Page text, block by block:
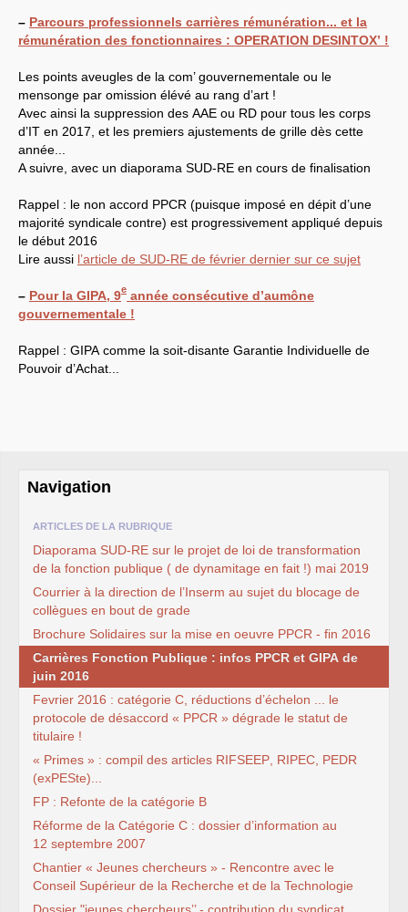
Année 2008
Année 2007
Année 2006
Année 2004
Année 2003
LES BRANCHES
CNRS -INRIA
Archives diverses
Archives temporaires
Accès aux moyens
informatiques
Concours interne
DGG
et Techniciens
SIRHUS- Dossier
Carrière
traitement
Plate-forme revendicative
Références, utilitaires,etc.
CS2010
C.S. du CNRS2014
CA2013
CAP
2008
CAP 2011
CNSPH
Conseil d’administration :
mandat 2017-2021
CSA2026
CT 2011 - 2014
CT2015-2018
CT-CAP
CCP2014
Sections du Comité
National de la Recherche
Scientifique - CoNRS
L’actualité de la branche
Année 2025
Année 2024
Année 2023
Année 2021
Année 2020
Année 2018
Année 2017
– Parcours professionnels carrières rémunération... et la
rémunération des fonctionnaires : OPERATION DESINTOX’ !
Les points aveugles de la com’ gouvernementale ou le
mensonge par omission élévé au rang d’art !
Avec ainsi la suppression des AAE ou RD pour tous les corps
d’IT en 2017, et les premiers ajustements de grille dès cette
année...
A suivre, avec un diaporama SUD-RE en cours de finalisation
Rappel : le non accord PPCR (puisque imposé en dépit d’une
majorité syndicale contre) est progressivement appliqué depuis
le début 2016
Lire aussi l’article de SUD-RE de février dernier sur ce sujet
– Pour la GIPA, 9e année consécutive d’aumône
gouvernementale !
Rappel : GIPA comme la soit-disante Garantie Individuelle de
Pouvoir d’Achat...
Navigation
ARTICLES DE LA RUBRIQUE
Diaporama SUD-RE sur le projet de loi de transformation
de la fonction publique ( de dynamitage en fait !) mai 2019
Courrier à la direction de l’Inserm au sujet du blocage de
collègues en bout de grade
Brochure Solidaires sur la mise en oeuvre PPCR - fin 2016
Carrières Fonction Publique : infos PPCR et GIPA de
juin 2016
Fevrier 2016 : catégorie C, réductions d’échelon ... le
protocole de désaccord « PPCR » dégrade le statut de
titulaire !
« Primes » : compil des articles RIFSEEP RIPEC PEDR
(exPESte)...
FP : Refonte de la catégorie B
Réforme de la Catégorie C : dossier d’information au
12 septembre 2007
Chantier « Jeunes chercheurs » - Rencontre avec le
Conseil Supérieur de la Recherche et de la Technologie